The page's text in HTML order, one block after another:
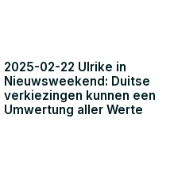
2025-02-22 Ulrike in
Nieuwsweekend: Duitse
verkiezingen kunnen een
Umwertung aller Werte